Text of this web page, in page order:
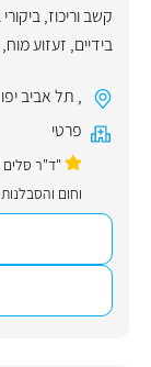
קשב וריכוז,
בידיים, זעזוע מוח,
, תל אביב יפו
פרטי
"ד"ר סּלים
וחום